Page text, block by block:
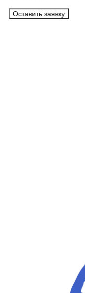
Оставить заявку